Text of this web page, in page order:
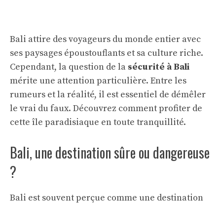
Bali attire des voyageurs du monde entier avec
ses paysages époustouflants et sa culture riche.
Cependant, la question de la sécurité à Bali
mérite une attention particulière. Entre les
rumeurs et la réalité, il est essentiel de démêler
le vrai du faux. Découvrez comment profiter de
cette île paradisiaque en toute tranquillité.
Bali, une destination sûre ou dangereuse
?
Bali est souvent perçue comme une destination